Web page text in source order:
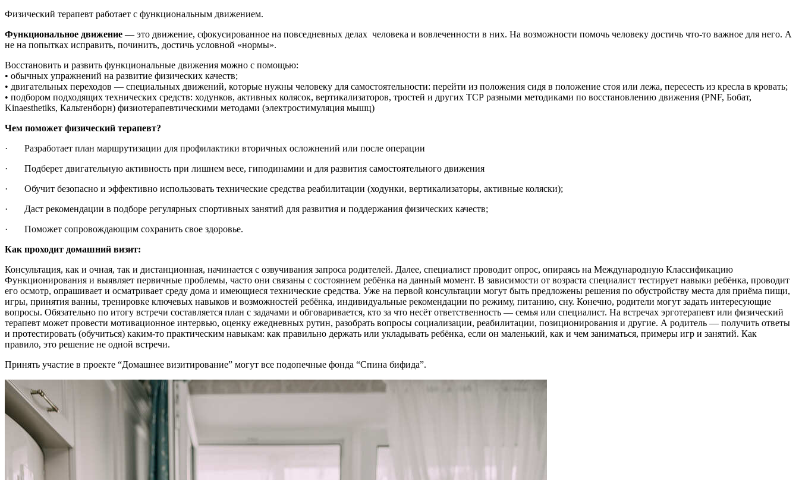
Физический терапевт работает с функциональным движением.
Функциональное движение — это движение, сфокусированное на повседневных делах человека и вовлеченности в них. На возможности помочь человеку достичь что-то важное для него. А
не на попытках исправить, починить, достичь условной «нормы».
Восстановить и развить функциональные движения можно с помощью:
• обычных упражнений на развитие физических качеств;
• двигательных переходов — специальных движений, которые нужны человеку для самостоятельности: перейти из положения сидя в положение стоя или лежа, пересесть из кресла в кровать;
• подбором подходящих технических средств: ходунков, активных колясок, вертикализаторов, тростей и других ТСР разными методиками по восстановлению движения (PNF, Бобат,
Kinaesthetiks, Кальтенборн) физиотерапевтическими методами (электростимуляция мышц)
Чем поможет физический терапевт?
· Разработает план маршрутизации для профилактики вторичных осложнений или после операции
· Подберет двигательную активность при лишнем весе, гиподинамии и для развития самостоятельного движения
· Обучит безопасно и эффективно использовать технические средства реабилитации (ходунки, вертикализаторы, активные коляски);
· Даст рекомендации в подборе регулярных спортивных занятий для развития и поддержания физических качеств;
· Поможет сопровождающим сохранить свое здоровье.
Как проходит домашний визит:
Консультация, как и очная, так и дистанционная, начинается с озвучивания запроса родителей. Далее, специалист проводит опрос, опираясь на Международную Классификацию
Функционирования и выявляет первичные проблемы, часто они связаны с состоянием ребёнка на данный момент. В зависимости от возраста специалист тестирует навыки ребёнка, проводит
его осмотр, опрашивает и осматривает среду дома и имеющиеся технические средства. Уже на первой консультации могут быть предложены решения по обустройству места для приёма пищи,
игры, принятия ванны, тренировке ключевых навыков и возможностей ребёнка, индивидуальные рекомендации по режиму, питанию, сну. Конечно, родители могут задать интересующие
вопросы. Обязательно по итогу встречи составляется план с задачами и обговаривается, кто за что несёт ответственность — семья или специалист. На встречах эрготерапевт или физический
терапевт может провести мотивационное интервью, оценку ежедневных рутин, разобрать вопросы социализации, реабилитации, позиционирования и другие. А родитель — получить ответы
и протестировать (обучиться) каким-то практическим навыкам: как правильно держать или укладывать ребёнка, если он маленький, как и чем заниматься, примеры игр и занятий. Как
правило, это решение не одной встречи.
Принять участие в проекте “Домашнее визитирование” могут все подопечные фонда “Спина бифида”.